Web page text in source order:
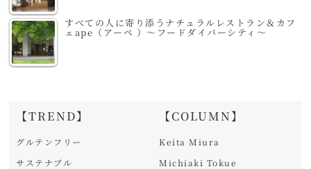
すべての人に寄り添うナチュラルレストラン＆カフ
ェape（アーペ ）～フードダイバーシティ～
【TREND】
グルテンフリー
サステナブル
【COLUMN】
Keita Miura
Michiaki Tokue